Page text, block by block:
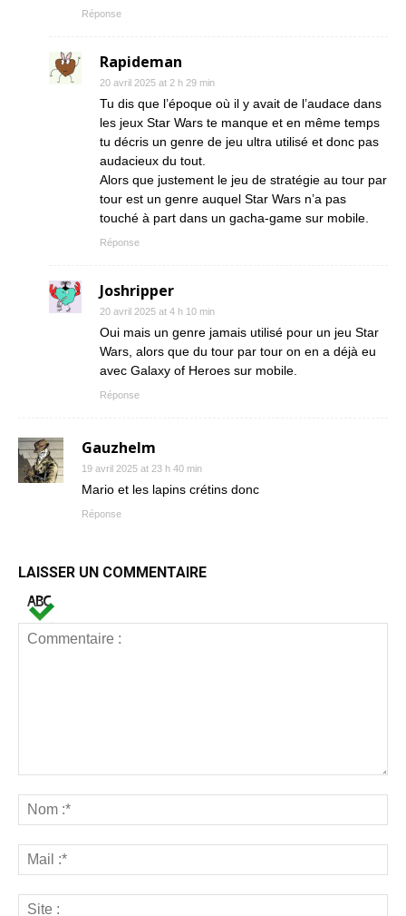
Réponse
Rapideman
20 avril 2025 at 2 h 29 min
Tu dis que l’époque où il y avait de l’audace dans
les jeux Star Wars te manque et en même temps
tu décris un genre de jeu ultra utilisé et donc pas
audacieux du tout.
Alors que justement le jeu de stratégie au tour par
tour est un genre auquel Star Wars n’a pas
touché à part dans un gacha-game sur mobile.
Réponse
Joshripper
20 avril 2025 at 4 h 10 min
Oui mais un genre jamais utilisé pour un jeu Star
Wars, alors que du tour par tour on en a déjà eu
avec Galaxy of Heroes sur mobile.
Réponse
Gauzhelm
19 avril 2025 at 23 h 40 min
Mario et les lapins crétins donc
Réponse
LAISSER UN COMMENTAIRE